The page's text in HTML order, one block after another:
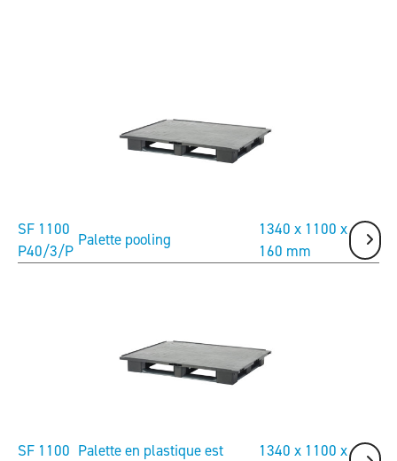
SF 1100
P40/3/P
Palette pooling
1340 x 1100 x
160 mm
SF 1100 Palette en plastique est
1340 x 1100 x